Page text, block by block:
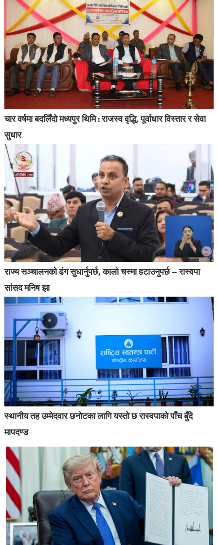
चार वर्षमा बदलिँदो मध्यपुर थिमि : राजस्व वृद्धि, पूर्वाधार विस्तार र सेवा
सुधार
राज्य सञ्चालनको ढंग सुधार्नुपर्छ, कालो चस्मा हटाउनुपर्छ – रास्वपा
सांसद मनिष झा
स्थानीय तह उम्मेदवार छनोटका लागि यस्तो छ रास्वपाको पाँच बुँदे
मापदण्ड